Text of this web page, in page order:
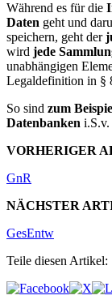
Während es für die
Daten geht und
speichern, geht der
wird jede
unabhängigen
Legaldefinition in §
So sind zum
Datenbanken
VORHERIGER
GnR
NÄCHSTER
GesEntw
Teile diesen Artikel: